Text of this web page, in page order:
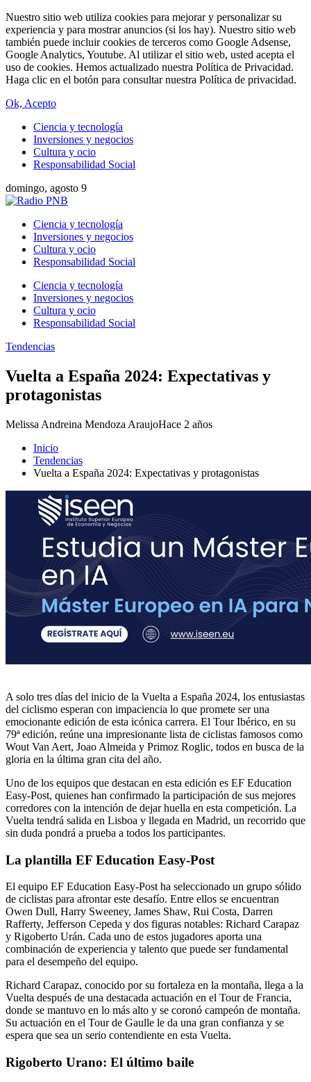
Nuestro sitio web utiliza cookies para mejorar y personalizar su
experiencia y para mostrar anuncios (si los hay). Nuestro sitio web
también puede incluir cookies de terceros como Google Adsense,
Google Analytics, Youtube. Al utilizar el sitio web, usted acepta el
uso de cookies. Hemos actualizado nuestra Política de Privacidad.
Haga clic en el botón para consultar nuestra Política de privacidad.
Ok, Acepto
Ciencia y tecnología
Inversiones y negocios
Cultura y ocio
Responsabilidad Social
domingo, agosto 9
Ciencia y tecnología
Inversiones y negocios
Cultura y ocio
Responsabilidad Social
Ciencia y tecnología
Inversiones y negocios
Cultura y ocio
Responsabilidad Social
Tendencias
Vuelta a España 2024: Expectativas y
protagonistas
Melissa Andreina Mendoza AraujoHace 2 años
Inicio
Tendencias
Vuelta a España 2024: Expectativas y protagonistas
A solo tres días del inicio de la Vuelta a España 2024, los entusiastas
del ciclismo esperan con impaciencia lo que promete ser una
emocionante edición de esta icónica carrera. El Tour Ibérico, en su
79ª edición, reúne una impresionante lista de ciclistas famosos como
Wout Van Aert, Joao Almeida y Primoz Roglic, todos en busca de la
gloria en la última gran cita del año.
Uno de los equipos que destacan en esta edición es EF Education
Easy-Post, quienes han confirmado la participación de sus mejores
corredores con la intención de dejar huella en esta competición. La
Vuelta tendrá salida en Lisboa y llegada en Madrid, un recorrido que
sin duda pondrá a prueba a todos los participantes.
La plantilla EF Education Easy-Post
El equipo EF Education Easy-Post ha seleccionado un grupo sólido
de ciclistas para afrontar este desafío. Entre ellos se encuentran
Owen Dull, Harry Sweeney, James Shaw, Rui Costa, Darren
Rafferty, Jefferson Cepeda y dos figuras notables: Richard Carapaz
y Rigoberto Urán. Cada uno de estos jugadores aporta una
combinación de experiencia y talento que puede ser fundamental
para el desempeño del equipo.
Richard Carapaz, conocido por su fortaleza en la montaña, llega a la
Vuelta después de una destacada actuación en el Tour de Francia,
donde se mantuvo en lo más alto y se coronó campeón de montaña.
Su actuación en el Tour de Gaulle le da una gran confianza y se
espera que sea un serio contendiente en esta Vuelta.
Rigoberto Urano: El último baile